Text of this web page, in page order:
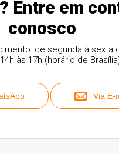
Entre em
conosco
de segunda à sexta
às 17h (horário de
Via E-